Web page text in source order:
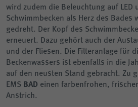
wird zudem die Beleuchtung auf LED
Schwimmbecken als Herz des Bades
gedreht. Der Kopf des
erneuert. Dazu gehört auch der
und der Fliesen. Die Filteranlage für
Beckenwassers ist ebenfalls in die
auf den neusten Stand gebracht. Zu
EMS BAD einen farbenfrohen,
Anstrich.